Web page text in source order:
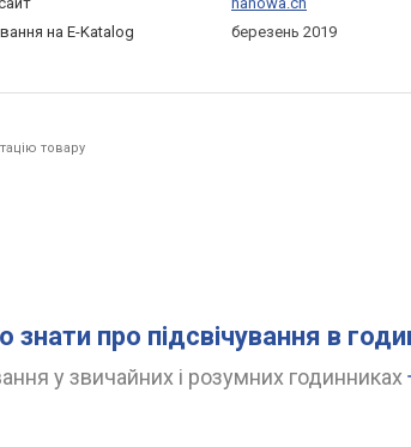
на E-Katalog
березень 2019
товару
про підсвічування в
у звичайних і розумних годинниках